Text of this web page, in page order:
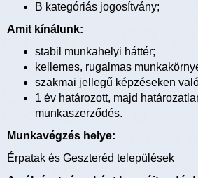
B kategóriás jogosítvány;
Amit kínálunk:
stabil munkahelyi háttér;
kellemes, rugalmas
szakmai jellegű képzéseken
1 év határozott, majd
munkaszerződés.
Munkavégzés helye:
Érpatak és Geszteréd települések